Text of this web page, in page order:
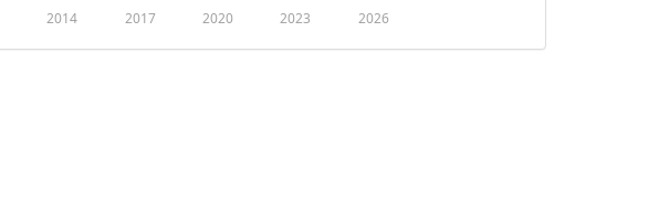
2014 2017 2020 2023 2026